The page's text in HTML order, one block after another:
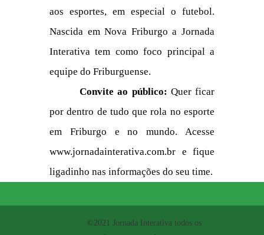
aos esportes, em especial o futebol.
Nascida em Nova Friburgo a Jornada
Interativa tem como foco principal a
equipe do Friburguense.
Convite ao público: Quer ficar
por dentro de tudo que rola no esporte
em Friburgo e no mundo. Acesse
www.jornadainterativa.com.br e fique
ligadinho nas informações do seu time.
©2021 Jornada Interativa todos os